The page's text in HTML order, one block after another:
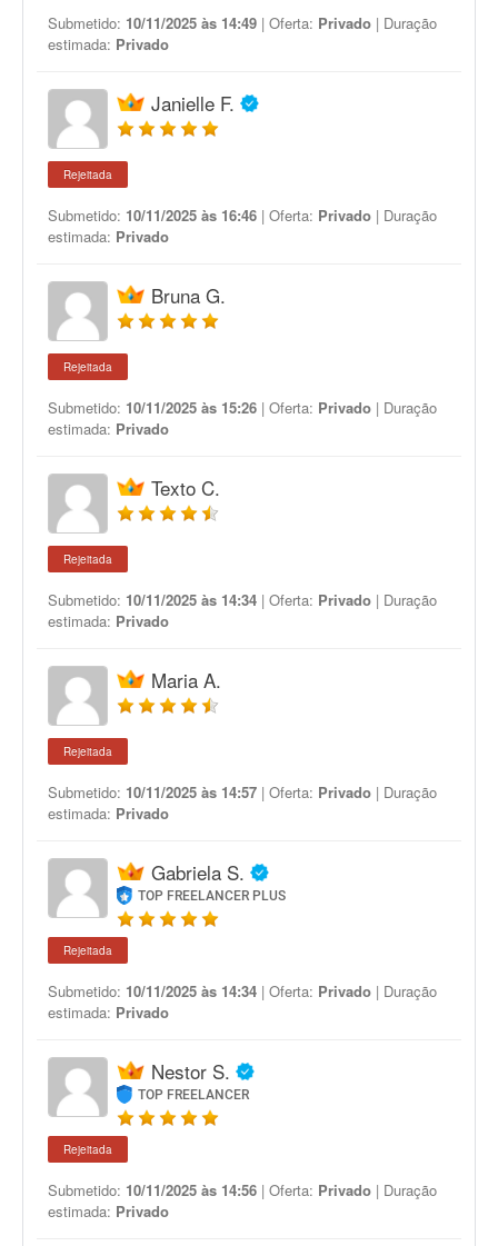
Submetido: 10/11/2025 às 14:49 | Oferta: Privado | Duração
estimada: Privado
Janielle F.
Rejeitada
Submetido: 10/11/2025 às 16:46 | Oferta: Privado | Duração
estimada: Privado
Bruna G.
Rejeitada
Submetido: 10/11/2025 às 15:26 | Oferta: Privado | Duração
estimada: Privado
Texto C.
Rejeitada
Submetido: 10/11/2025 às 14:34 | Oferta: Privado | Duração
estimada: Privado
Maria A.
Rejeitada
Submetido: 10/11/2025 às 14:57 | Oferta: Privado | Duração
estimada: Privado
Gabriela S.
TOP FREELANCER PLUS
Rejeitada
Submetido: 10/11/2025 às 14:34 | Oferta: Privado | Duração
estimada: Privado
Nestor S.
TOP FREELANCER
Rejeitada
Submetido: 10/11/2025 às 14:56 | Oferta: Privado | Duração
estimada: Privado